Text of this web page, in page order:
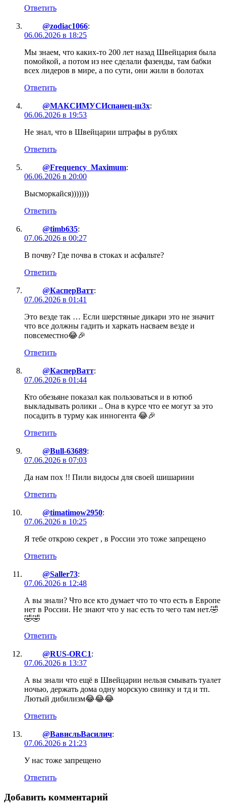
Ответить
@zodiac1066:
06.06.2026 в 18:25
Мы знаем, что каких-то 200 лет назад Швейцария была
помойкой, а потом из нее сделали фазенды, там бабки
всех лидеров в мире, а по сути, они жили в болотах
Ответить
@МАКСИМУСИспанец-щ3х:
06.06.2026 в 19:53
Не знал, что в Швейцарии штрафы в рублях
Ответить
@Frequency_Maximum:
06.06.2026 в 20:00
Высморкайся)))))))
Ответить
@timb635:
07.06.2026 в 00:27
В почву? Где почва в стоках и асфальте?
Ответить
@КасперВатт:
07.06.2026 в 01:41
Это везде так … Если шерстяные дикари это не значит
что все должны гадить и харкать насваем везде и
повсеместно😂🎉
Ответить
@КасперВатт:
07.06.2026 в 01:44
Кто обезьяне показал как пользоваться и в ютюб
выкладывать ролики .. Она в курсе что ее могут за это
посадить в турму как инногента 😂🎉
Ответить
@Bull-63689:
07.06.2026 в 07:03
Да нам пох !! Пили видосы для своей шишариии
Ответить
@timatimow2950:
07.06.2026 в 10:25
Я тебе открою секрет , в России это тоже запрещено
Ответить
@Saller73:
07.06.2026 в 12:48
А вы знали? Что все кто думает что то что есть в Европе
нет в России. Не знают что у нас есть то чего там нет.🤣
🤣🤣
Ответить
@RUS-ORC1:
07.06.2026 в 13:37
А вы знали что ещё в Швейцарии нельзя смывать туалет
ночью, держать дома одну морскую свинку и тд и тп.
Лютый дибилизм😂😂😂
Ответить
@ВависльВасилич:
07.06.2026 в 21:23
У нас тоже запрещено
Ответить
Добавить комментарий